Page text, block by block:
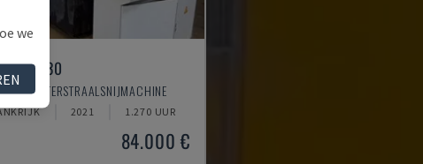
JET 1530
- WATERSTRAALSNIJMACHINE
2021 1.270 UUR
84.000 €
we